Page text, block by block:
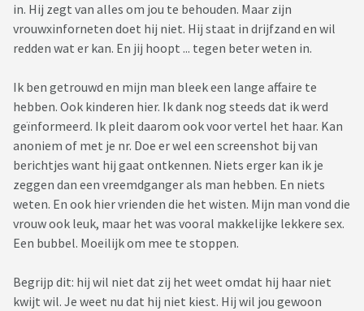
in. Hij zegt van alles om jou te behouden. Maar zijn
vrouwxinforneten doet hij niet. Hij staat in drijfzand en wil
redden wat er kan. En jij hoopt ... tegen beter weten in.
Ik ben getrouwd en mijn man bleek een lange affaire te
hebben. Ook kinderen hier. Ik dank nog steeds dat ik werd
geïnformeerd. Ik pleit daarom ook voor vertel het haar. Kan
anoniem of met je nr. Doe er wel een screenshot bij van
berichtjes want hij gaat ontkennen. Niets erger kan ik je
zeggen dan een vreemdganger als man hebben. En niets
weten. En ook hier vrienden die het wisten. Mijn man vond die
vrouw ook leuk, maar het was vooral makkelijke lekkere sex.
Een bubbel. Moeilijk om mee te stoppen.
Begrijp dit: hij wil niet dat zij het weet omdat hij haar niet
kwijt wil. Je weet nu dat hij niet kiest. Hij wil jou gewoon